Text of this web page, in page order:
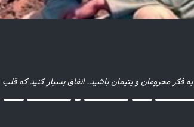
محرومان و یتیمان باشید. انفاق بسیار کنید که